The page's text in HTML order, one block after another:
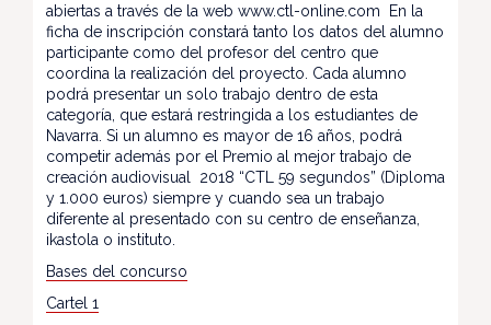
abiertas a través de la web www.ctl-online.com En la
ficha de inscripción constará tanto los datos del alumno
participante como del profesor del centro que
coordina la realización del proyecto. Cada alumno
podrá presentar un solo trabajo dentro de esta
categoría, que estará restringida a los estudiantes de
Navarra. Si un alumno es mayor de 16 años, podrá
competir además por el Premio al mejor trabajo de
creación audiovisual 2018 “CTL 59 segundos” (Diploma
y 1.000 euros) siempre y cuando sea un trabajo
diferente al presentado con su centro de enseñanza,
ikastola o instituto.
Bases del concurso
Cartel 1